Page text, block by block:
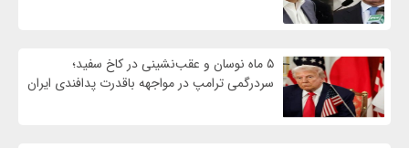
۵ ماه نوسان و عقب‌نشینی در کاخ سفید؛
سردرگمی ترامپ در مواجهه باقدرت پدافندی ایران